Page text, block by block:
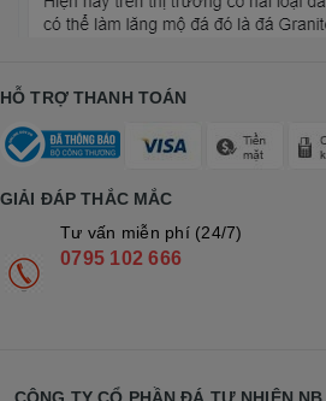
HỖ TRỢ THANH TOÁN
GIẢI ĐÁP THẮC MẮC
Tư vấn miễn phí (24/7)
0795 102 666
CÔNG TY CỔ PHẦN ĐÁ TỰ NHIÊN NB